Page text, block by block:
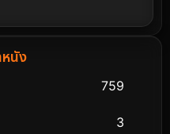
หนัง
759
3